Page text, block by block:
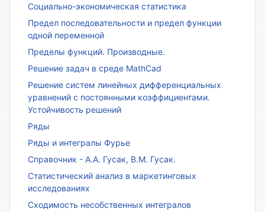
Социально-экономическая статистика
Предел последовательности и предел функции
одной переменной
Пределы функций. Производные.
Решение задач в среде MathCad
Решение систем линейных дифференциальных
уравнений с постоянными коэффициентами.
Устойчивость решений
Ряды
Ряды и интегралы Фурье
Справочник - А.А. Гусак, В.М. Гусак.
Статистический анализ в маркетинговых
исследованиях
Сходимость несобственных интегралов